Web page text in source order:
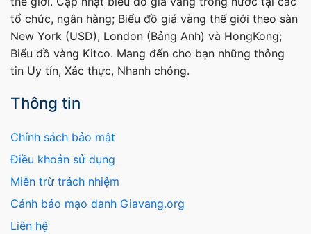
tổ chức, ngân hàng; Biểu đồ giá vàng thế giới theo sàn
New York (USD), London (Bảng Anh) và HongKong;
Biểu đồ vàng Kitco. Mang đến cho bạn những thông
tin Uy tín, Xác thực, Nhanh chóng.
Thông tin
Chính sách bảo mật
Điều khoản sử dụng
Miễn trừ trách nhiệm
Cảnh báo mạo danh Giavang.org
Liên hệ